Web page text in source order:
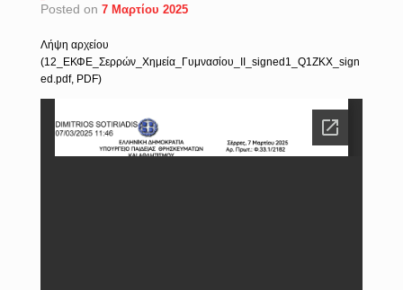
Posted on 7 Μαρτίου 2025
Λήψη αρχείου
(12_ΕΚΦΕ_Σερρών_Χημεία_Γυμνασίου_ΙΙ_signed1_Q1ZKX_sign
ed.pdf, PDF)